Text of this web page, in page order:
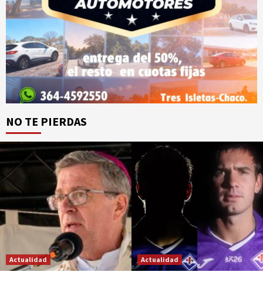
NO TE PIERDAS
Actualidad Actualidad